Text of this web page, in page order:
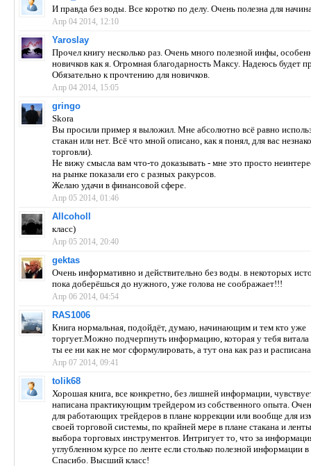
И правда без воды. Все коротко по делу. Очень полезна для
Апр 04 2014, 12:10
Yaroslay
Прочел книгу несколько раз. Очень много полезной инфы,
новичков как я. Огромная благодарность Максу. Надеюсь будет
Обязательно к прочтению для новичков.
Апр 04 2014, 15:05
gringo
Skora
Вы просили пример я выложил. Мне абсолютно всё равно
стакан или нет. Всё что мной описано, как я понял, для вас
торговли).
Не вижу смысла вам что-то доказывать - мне это просто
на рынке показали его с разных ракурсов.
Желаю удачи в финансовой сфере.
Апр 05 2014, 01:46
Allcoholl
класс)
Апр 05 2014, 20:40
gektas
Очень информативно и действительно без воды. в некоторых
пока доберёшься до нужного, уже голова не соображает!!!
Апр 06 2014, 04:54
RAS1006
Книга нормальная, подойдёт, думаю, начинающим и тем кто уже
торгует.Можно подчерпнуть информацию, которая у тебя витала
ты ее ни как не мог сформулировать, а тут она как раз и
Апр 07 2014, 09:41
tolik68
Хорошая книга, все конкретно, без лишней информации,
написана практикующим трейдером из собственного опыта.
для работающих трейдеров в плане коррекции или вообще для
своей торговой системы, по крайней мере в плане стакана и
выбора торговых инструментов. Интригует то, что за
углубленном курсе по ленте если столько полезной информации в
Спасибо. Высший класс!